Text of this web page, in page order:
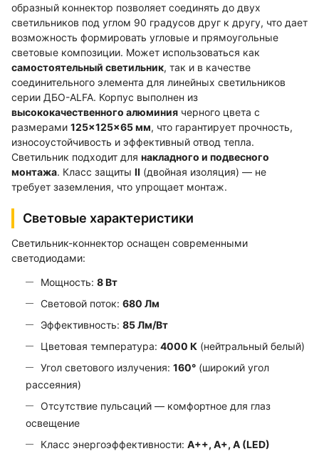
образный коннектор позволяет соединять до двух
светильников под углом 90 градусов друг к другу, что дает
возможность формировать угловые и прямоугольные
световые композиции. Может использоваться как
самостоятельный светильник, так и в качестве
соединительного элемента для линейных светильников
серии ДБО-ALFA. Корпус выполнен из
высококачественного алюминия черного цвета с
размерами 125×125×65 мм, что гарантирует прочность,
износоустойчивость и эффективный отвод тепла.
Светильник подходит для накладного и подвесного
монтажа. Класс защиты II (двойная изоляция) — не
требует заземления, что упрощает монтаж.
Световые характеристики
Светильник-коннектор оснащен современными
светодиодами:
Мощность: 8 Вт
Световой поток: 680 Лм
Эффективность: 85 Лм/Вт
Цветовая температура: 4000 К (нейтральный белый)
Угол светового излучения: 160° (широкий угол
рассеяния)
Отсутствие пульсаций — комфортное для глаз
освещение
Класс энергоэффективности: A++, A+, A (LED)